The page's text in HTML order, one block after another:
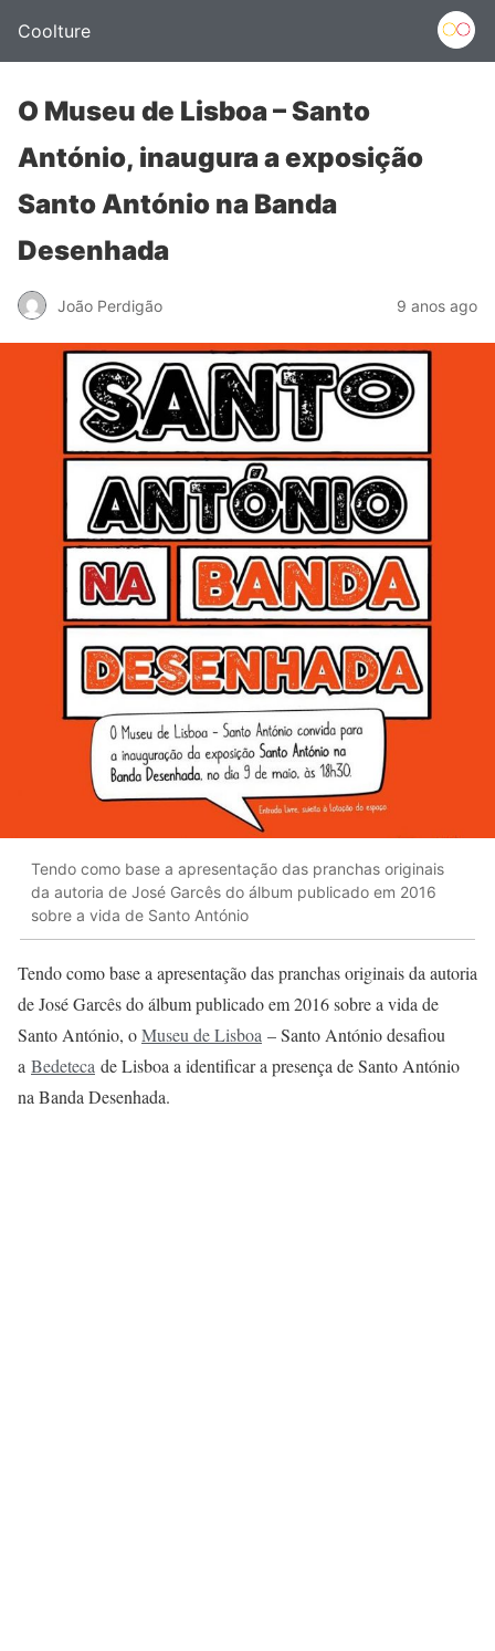
Coolture
O Museu de Lisboa – Santo
António, inaugura a exposição
Santo António na Banda
Desenhada
João Perdigão 9 anos ago
Tendo como base a apresentação das pranchas originais
da autoria de José Garcês do álbum publicado em 2016
sobre a vida de Santo António
Tendo como base a apresentação das pranchas originais da autoria
de José Garcês do álbum publicado em 2016 sobre a vida de
Santo António, oMuseu de Lisboa – Santo António desafiou
a Bedeteca de Lisboa a identificar a presença de Santo António
na Banda Desenhada.